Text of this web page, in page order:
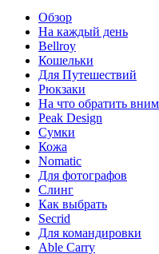
Обзор
На каждый день
Bellroy
Кошельки
Для Путешествий
Рюкзаки
На что обратить
Peak Design
Сумки
Кожа
Nomatic
Для фотографов
Слинг
Как выбрать
Secrid
Для командировки
Able Carry